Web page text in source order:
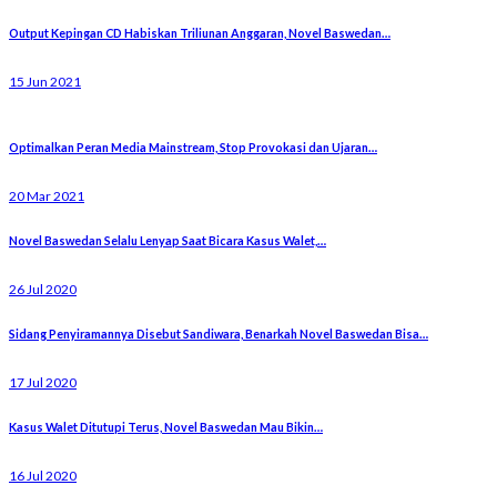
Output Kepingan CD Habiskan Triliunan Anggaran, Novel Baswedan…
15 Jun 2021
Optimalkan Peran Media Mainstream, Stop Provokasi dan Ujaran…
20 Mar 2021
Novel Baswedan Selalu Lenyap Saat Bicara Kasus Walet,…
26 Jul 2020
Sidang Penyiramannya Disebut Sandiwara, Benarkah Novel Baswedan Bisa…
17 Jul 2020
Kasus Walet Ditutupi Terus, Novel Baswedan Mau Bikin…
16 Jul 2020